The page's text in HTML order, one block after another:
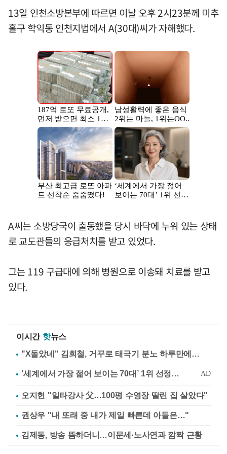
13일 인천소방본부에 따르면 이날 오후 2시23분께 미추
홀구 학익동 인천지법에서 A(30대)씨가 자해했다.
A씨는 소방당국이 출동했을 당시 바닥에 누워 있는 상태
로 교도관들의 응급처치를 받고 있었다.
그는 119 구급대에 의해 병원으로 이송돼 치료를 받고
있다.
이시간 핫뉴스
"X돌았네" 김희철, 거꾸로 태극기 분노 하루만에…
오지헌 "일타강사 父…100평 수영장 딸린 집 살았다"
권상우 "내 또래 중 내가 제일 빠른데 아들은…"
김제동, 방송 뜸하더니…이문세·노사연과 깜짝 근황